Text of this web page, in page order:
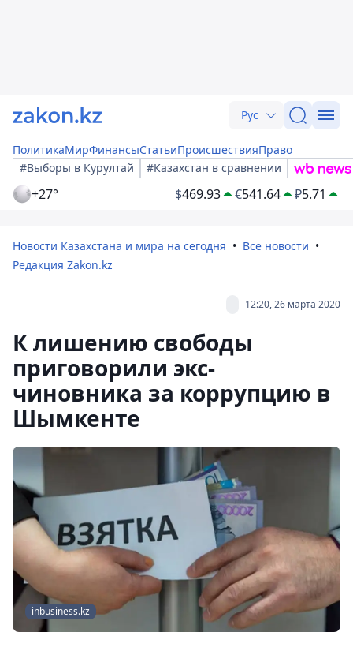
Рус
ПолитикаМирФинансыСтатьиПроисшествияПраво
#Выборы в Курултай
#Казахстан в сравнении
+27° $469.93 €541.64 ₽5.71
Новости Казахстана и мира на сегодня
Все новости
Редакция Zakon.kz
12:20, 26 марта 2020
К лишению свободы
приговорили экс-
чиновника за коррупцию в
Шымкенте
inbusiness.kz